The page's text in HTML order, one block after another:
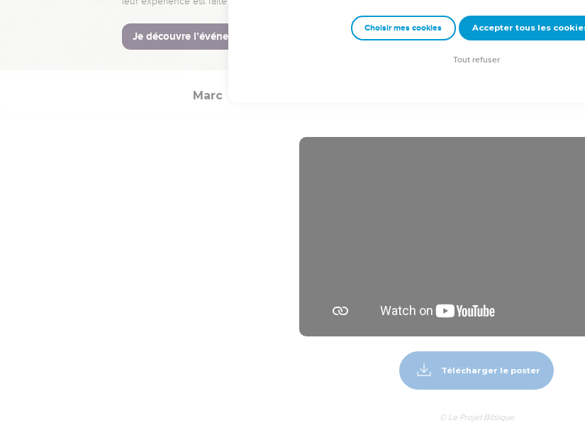
Allez [donc], faites de toutes les nations des disciples, baptisez-les au nom
20 et enseignez-leur à mettre en pratique tout ce que je vous ai prescrit. Et
Marc
Télécharger le poster
© Le Projet Biblique
Choisir mes cookies Accepter tous les
Tout refuser